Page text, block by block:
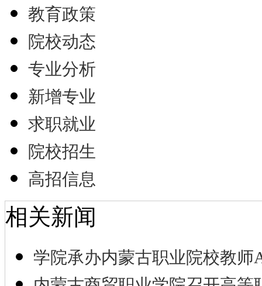
教育政策
院校动态
专业分析
新增专业
求职就业
院校招生
高招信息
相关新闻
学院承办内蒙古职业院校教师